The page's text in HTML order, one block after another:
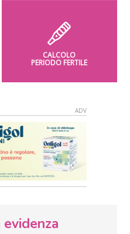
CALCOLO
PERIODO FERTILE